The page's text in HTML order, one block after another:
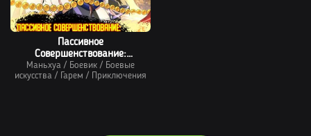
Пассивное
Совершенствование:
Становление Буддой В
Демонической Секте
Маньхуа / Боевик / Боевые
искусства / Гарем / Приключения